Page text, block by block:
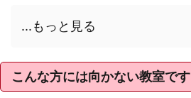
...もっと見る
こんな方には向かない教室です